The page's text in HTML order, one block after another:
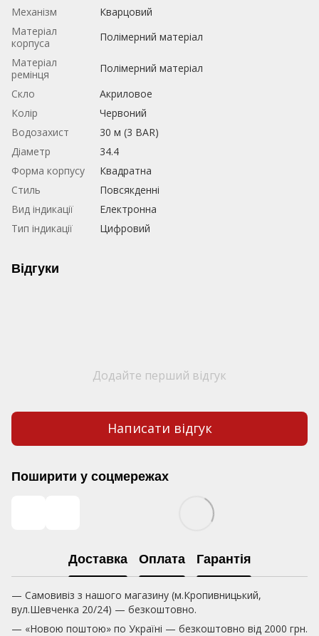
Механізм
Кварцовий
Матеріал
корпуса
Полімерний матеріал
Матеріал
ремінця
Полімерний матеріал
Скло
Акриловое
Колір
Червоний
Водозахист
30 м (3 BAR)
Діаметр
34.4
Форма корпусу
Квадратна
Стиль
Повсякденні
Вид індикації
Електронна
Тип індикації
Цифровий
Відгуки
Додайте перший відгук
Написати відгук
Поширити у соцмережах
Доставка Оплата Гарантія
— Самовивіз з нашого магазину (м.Кропивницький,
вул.Шевченка 20/24) — безкоштовно.
— «Новою поштою» по Україні — безкоштовно від 2000 грн.